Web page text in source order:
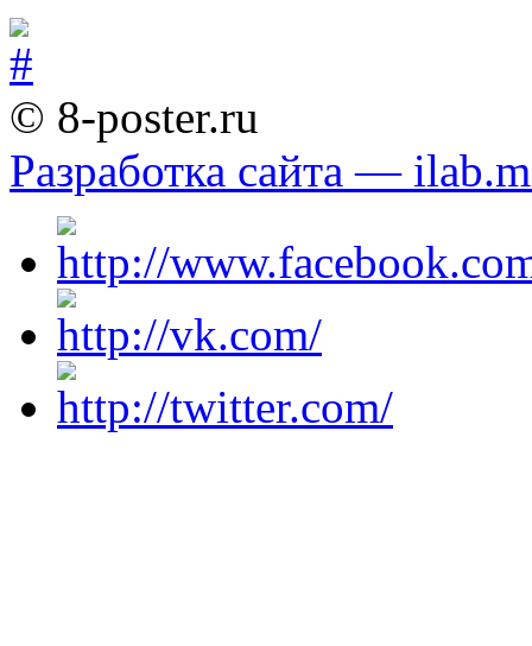
© 8-poster.ru
Разработка сайта —